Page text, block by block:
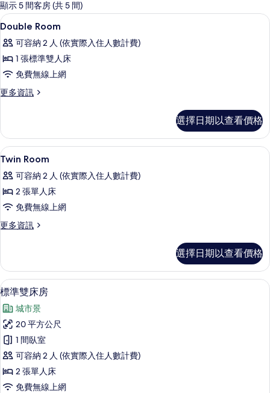
的
客
房
篩
選
條
顯示 5 間客房 (共 5 間)
顯
示
Double
Room
的
所
片
書桌、遮光布/窗簾、免費無線上網、
2
Double Room
可容納 2 人 (依實際入住人數計費)
1 張標準雙人床
免費無線上網
更多資訊
更
的
詳
情
選擇日期以查看價格
顯
示
Twin
Room
的
所
片
書桌、遮光布/窗簾、免費無線上網、
3
Twin Room
可容納 2 人 (依實際入住人數計費)
2 張單人床
免費無線上網
更多資訊
更
的
詳
情
選擇日期以查看價格
顯
示
標
準
雙
床
房
標準雙床房 | 書桌、遮光布/窗簾、免
2
標準雙床房
城市景
20 平方公尺
1 間臥室
可容納 2 人 (依實際入住人數計費)
2 張單人床
免費無線上網